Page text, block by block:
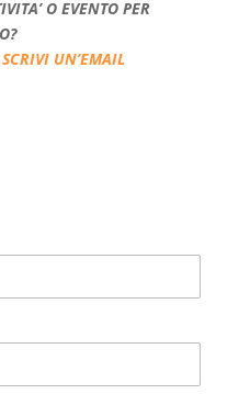
O EVENTO PER
SCRIVI UN’EMAIL